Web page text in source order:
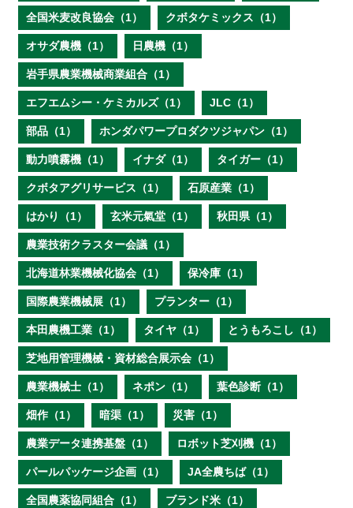
全国米麦改良協会（1） クボタケミックス（1）
オサダ農機（1） 日農機（1）
岩手県農業機械商業組合（1）
エフエムシー・ケミカルズ（1） JLC（1）
部品（1） ホンダパワープロダクツジャパン（1）
動力噴霧機（1） イナダ（1） タイガー（1）
クボタアグリサービス（1） 石原産業（1）
はかり（1） 玄米元氣堂（1） 秋田県（1）
農業技術クラスター会議（1）
北海道林業機械化協会（1） 保冷庫（1）
国際農業機械展（1） プランター（1）
本田農機工業（1） タイヤ（1） とうもろこし（1）
芝地用管理機械・資材総合展示会（1）
農業機械士（1） ネポン（1） 葉色診断（1）
畑作（1） 暗渠（1） 災害（1）
農業データ連携基盤（1） ロボット芝刈機（1）
パールパッケージ企画（1） JA全農ちば（1）
全国農薬協同組合（1） ブランド米（1）